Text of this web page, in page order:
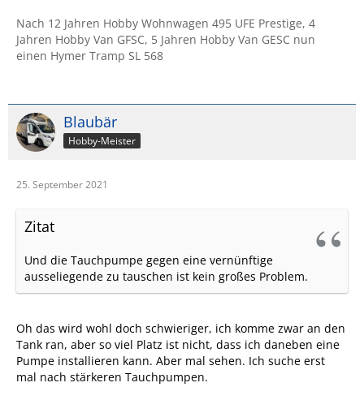
Nach 12 Jahren Hobby Wohnwagen 495 UFE Prestige, 4
Jahren Hobby Van GFSC, 5 Jahren Hobby Van GESC nun
einen Hymer Tramp SL 568
Blaubär
Hobby-Meister
25. September 2021
Zitat
Und die Tauchpumpe gegen eine vernünftige
ausseliegende zu tauschen ist kein großes Problem.
Oh das wird wohl doch schwieriger, ich komme zwar an den
Tank ran, aber so viel Platz ist nicht, dass ich daneben eine
Pumpe installieren kann. Aber mal sehen. Ich suche erst
mal nach stärkeren Tauchpumpen.